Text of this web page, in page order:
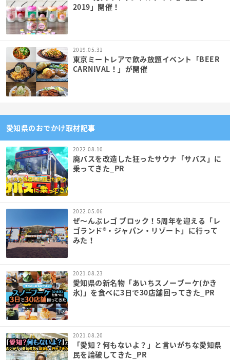
2019」開催！
2019.05.31
東京ミートレアで飲み放題イベント「BEER
CARNIVAL！」が開催
愛知県のおでかけ取材記事
2022.08.10
廃バスを改造した狂ったサウナ「サバス」に
乗ってきた_PR
2022.05.06
ぜ〜んぶレゴ ブロック！5周年を迎える「レ
ゴランド®︎ ・ジャパン・リゾート」に行って
みた！
2021.08.23
愛知県の新名物「あいちスノーブーケ(かき
氷)」を食べに3日で30店舗回ってきた_PR
2021.08.20
「愛知？何もないよ？」と言いがちな愛知県
民を論破してきた_PR